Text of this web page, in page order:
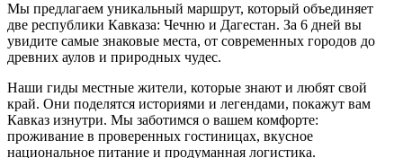
Мы предлагаем уникальный маршрут, который объединяет
две республики Кавказа: Чечню и Дагестан. За 6 дней вы
увидите самые знаковые места, от современных городов до
древних аулов и природных чудес.
Наши гиды местные жители, которые знают и любят свой
край. Они поделятся историями и легендами, покажут вам
Кавказ изнутри. Мы заботимся о вашем комфорте:
проживание в проверенных гостиницах, вкусное
национальное питание и продуманная логистика.